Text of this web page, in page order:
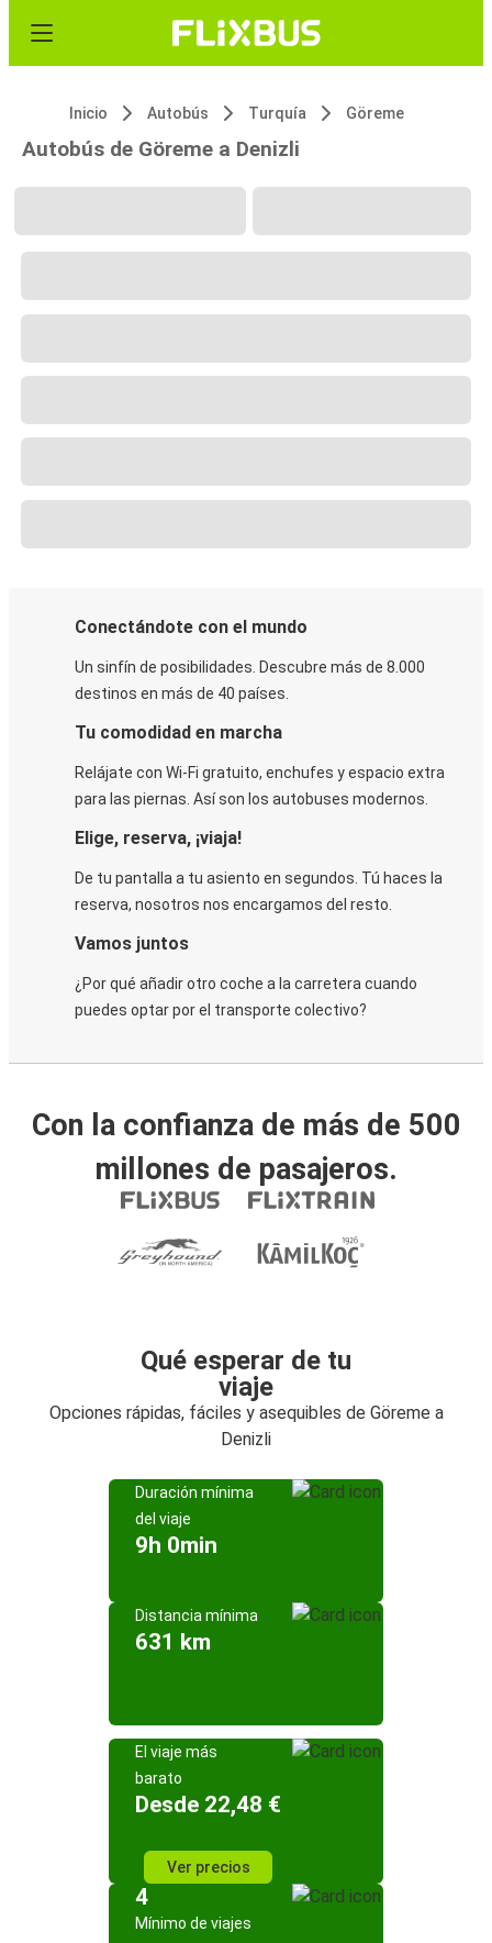
Inicio Autobús Turquía Göreme
Autobús de Göreme a Denizli
Conectándote con el mundo
Un sinfín de posibilidades. Descubre más de 8.000
destinos en más de 40 países.
Tu comodidad en marcha
Relájate con Wi-Fi gratuito, enchufes y espacio extra
para las piernas. Así son los autobuses modernos.
Elige, reserva, ¡viaja!
De tu pantalla a tu asiento en segundos. Tú haces la
reserva, nosotros nos encargamos del resto.
Vamos juntos
¿Por qué añadir otro coche a la carretera cuando
puedes optar por el transporte colectivo?
Con la confianza de más de 500
millones de pasajeros.
Qué esperar de tu
viaje
Opciones rápidas, fáciles y asequibles de Göreme a
Denizli
Duración mínima
del viaje
9h 0min
Distancia mínima
631 km
El viaje más
barato
Desde 22,48 €
Ver precios
4
Mínimo de viajes